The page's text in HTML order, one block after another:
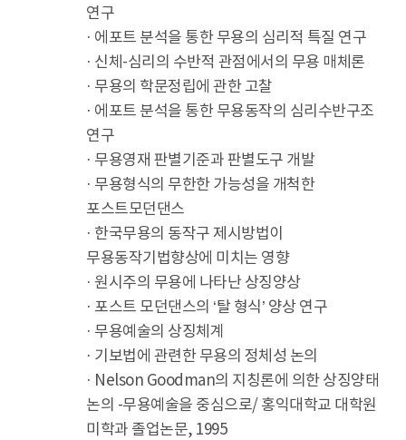
연구
· 에포트 분석을 통한 무용의 심리적 특질 연구
· 신체-심리의 수반적 관점에서의 무용 매체론
· 무용의 학문정립에 관한 고찰
· 에포트 분석을 통한 무용동작의 심리수반구조
연구
· 무용영재 판별기준과 판별도구 개발
· 무용형식의 무한한 가능성을 개척한
포스트모던댄스
· 한국무용의 동작구 제시방법이
무용동작기법향상에 미치는 영향
· 원시주의 무용에 나타난 상징양상
· 포스트 모던댄스의 ‘탈 형식’ 양상 연구
· 무용예술의 상징체계
· 기보법에 관련한 무용의 정체성 논의
· Nelson Goodman의 지칭론에 의한 상징양태
논의 -무용예술을 중심으로/ 홍익대학교 대학원
미학과 졸업논문, 1995